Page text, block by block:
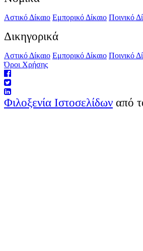
Αστικό Δίκαιο Εμπορικό Δίκαιο Ποινικό
Δικηγορικά
Αστικό Δίκαιο Εμπορικό Δίκαιο Ποινικό
Όροι Χρήσης
Φιλοξενία Ιστοσελίδων από